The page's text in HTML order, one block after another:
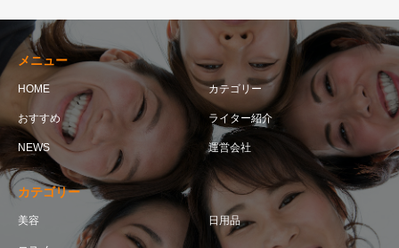
メニュー
HOME カテゴリー
おすすめ ライター紹介
NEWS 運営会社
カテゴリー
美容 日用品